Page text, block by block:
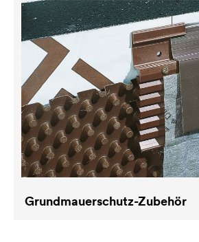
Grundmauerschutz-Zubehör